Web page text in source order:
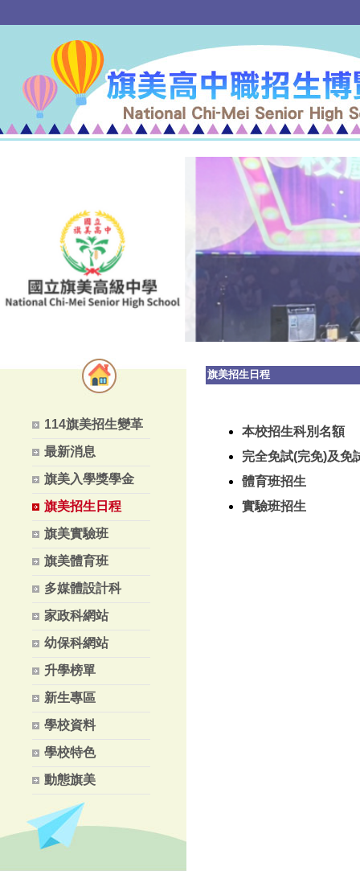
114旗美招生變革
最新消息
旗美入學獎學金
旗美招生日程
旗美實驗班
旗美體育班
多媒體設計科
家政科網站
幼保科網站
升學榜單
新生專區
學校資料
學校特色
動態旗美
旗美招生日程
本校招生科別名額
完全免試(完免)及免
體育班招生
實驗班招生